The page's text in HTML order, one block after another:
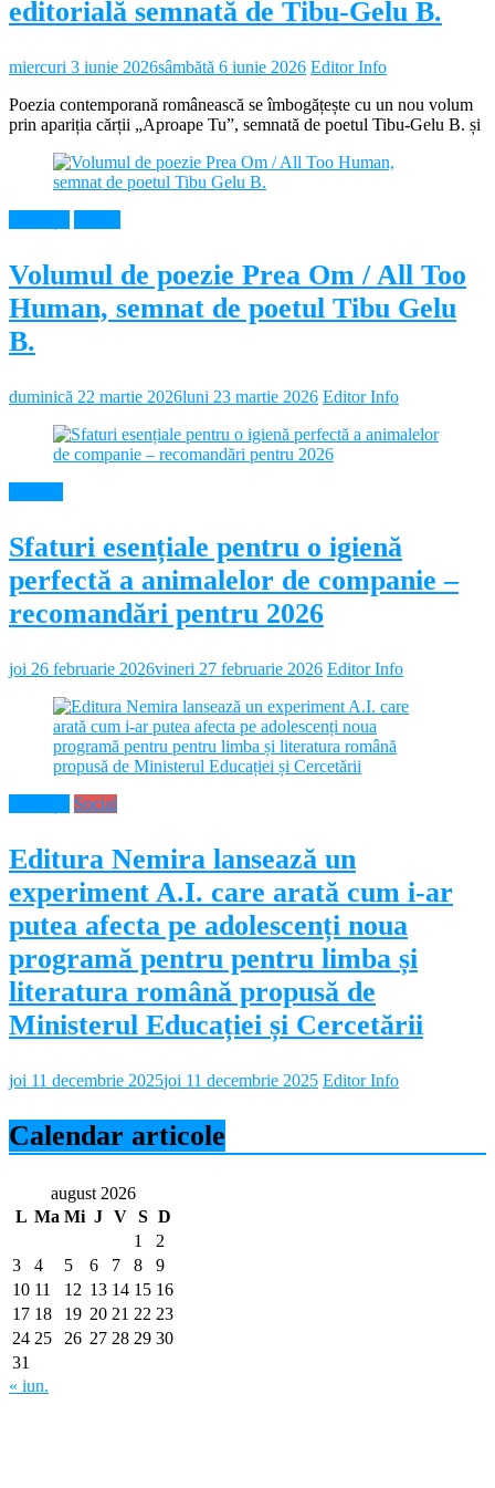
editorială semnată de Tibu-Gelu B.
miercuri 3 iunie 2026sâmbătă 6 iunie 2026 Editor Info
Poezia contemporană românească se îmbogățește cu un nou volum
prin apariția cărții „Aproape Tu”, semnată de poetul Tibu-Gelu B. și
Volumul de poezie Prea Om / All Too
Human, semnat de poetul Tibu Gelu
B.
duminică 22 martie 2026luni 23 martie 2026 Editor Info
Sfaturi esențiale pentru o igienă
perfectă a animalelor de companie –
recomandări pentru 2026
joi 26 februarie 2026vineri 27 februarie 2026 Editor Info
Social
Editura Nemira lansează un
experiment A.I. care arată cum i-ar
putea afecta pe adolescenți noua
programă pentru pentru limba și
literatura română propusă de
Ministerul Educației și Cercetării
joi 11 decembrie 2025joi 11 decembrie 2025 Editor Info
Calendar articole
august 2026
L Ma Mi J V S D
1
2
3
4 5 6 7 8
9
10 11 12 13 14 15 16
17 18 19 20 21 22 23
24 25 26 27 28 29 30
31
« iun.